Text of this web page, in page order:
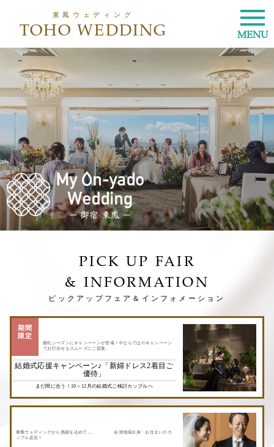
東鳳ウェディング
TOHO WEDDING MENU
PICK UP FAIR
& INFORMATION
ピックアップフェア＆インフォメーション
期間
限定
婚礼シーズンにキャンペーンが登場！今ならではのキャンペーン
でお打合せもスムーズにご提案。
結婚式応援キャンペーン♪「新婦ドレス2着目ご
優待」
まだ間に合う！10～12月の結婚式ご検討カップルへ
東鳳ウェディングから感謝を込めて… 会津地域出身・お住まいのカ
ップル必見！